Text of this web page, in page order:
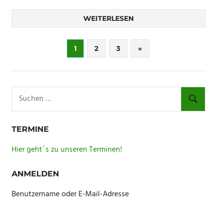
WEITERLESEN
Seitennummerierung
der
Beiträge
1 2 3
Nächste
Beiträge
»
nach:
SUCHEN
TERMINE
Hier geht´s zu unseren Terminen!
ANMELDEN
Benutzername oder E-Mail-Adresse